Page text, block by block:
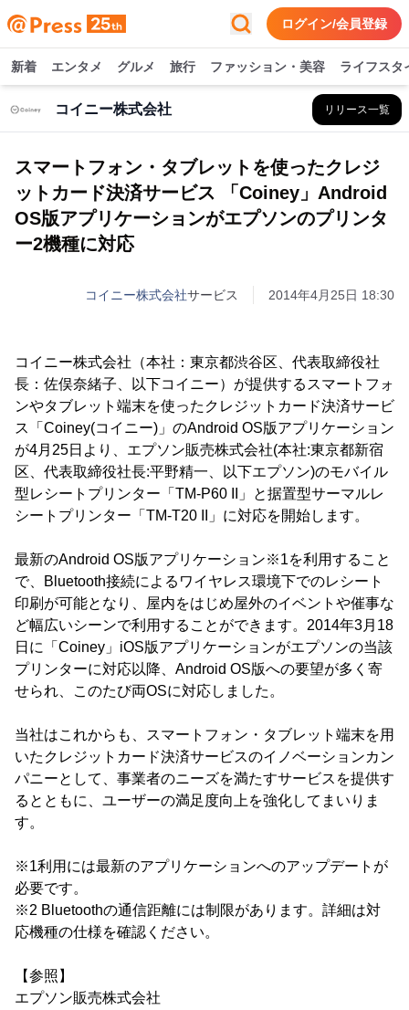
ログイン/会員登録
新着 エンタメ グルメ 旅行 ファッション・美容 ライフスタ
コイニー株式会社 リリース一覧
スマートフォン・タブレットを使ったクレジ
ットカード決済サービス 「Coiney」Android
OS版アプリケーションがエプソンのプリンタ
ー2機種に対応
コイニー株式会社サービス 2014年4月25日 18:30
コイニー株式会社（本社：東京都渋谷区、代表取締役社
長：佐俣奈緒子、以下コイニー）が提供するスマートフォ
ンやタブレット端末を使ったクレジットカード決済サービ
ス「Coiney(コイニー)」のAndroid OS版アプリケーション
が4月25日より、エプソン販売株式会社(本社:東京都新宿
区、代表取締役社長:平野精一、以下エプソン)のモバイル
型レシートプリンター「TM-P60 II」と据置型サーマルレ
シートプリンター「TM-T20 II」に対応を開始します。
最新のAndroid OS版アプリケーション※1を利用すること
で、Bluetooth接続によるワイヤレス環境下でのレシート
印刷が可能となり、屋内をはじめ屋外のイベントや催事な
ど幅広いシーンで利用することができます。2014年3月18
日に「Coiney」iOS版アプリケーションがエプソンの当該
プリンターに対応以降、Android OS版への要望が多く寄
せられ、このたび両OSに対応しました。
当社はこれからも、スマートフォン・タブレット端末を用
いたクレジットカード決済サービスのイノベーションカン
パニーとして、事業者のニーズを満たすサービスを提供す
るとともに、ユーザーの満足度向上を強化してまいりま
す。
※1利用には最新のアプリケーションへのアップデートが
必要です。
※2 Bluetoothの通信距離には制限があります。詳細は対
応機種の仕様を確認ください。
【参照】
エプソン販売株式会社